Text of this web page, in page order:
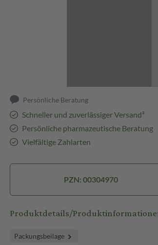
Persönliche Beratung
Schneller und zuverlässiger Versand³
Persönliche pharmazeutische Beratung
Vielfältige Zahlarten
PZN: 00304970
Produktdetails/
Packungsbeilage